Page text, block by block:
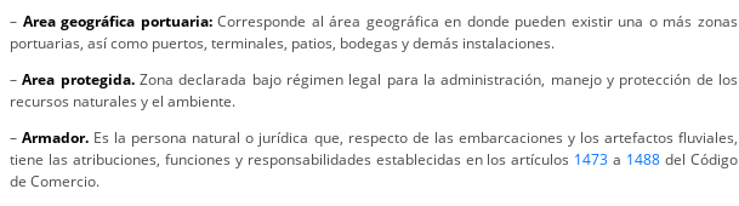
– Area geográfica portuaria:Corresponde al área geográfica en donde pueden existir una o más zonas
portuarias, así como puertos, terminales, patios, bodegas y demás instalaciones.
–Area protegida.Zona declarada bajo régimen legal para la administración, manejo y protección de los
recursos naturales y el ambiente.
–Armador. Es la persona natural o jurídica que, respecto de las embarcaciones y los artefactos fluviales,
tiene las atribuciones, funciones y responsabilidades establecidas en los artículos 1473 a 1488 del Código
de Comercio.